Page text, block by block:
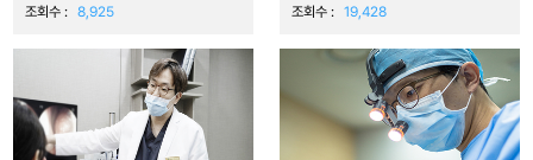
조회수 : 8,925
조회수 : 19,428